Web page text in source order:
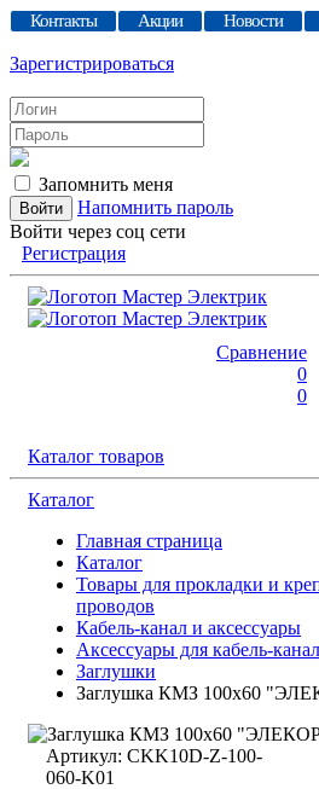
Контакты Акции Новости
Зарегистрироваться
Запомнить меня
Напомнить пароль
Войти через соц сети
Регистрация
Сравнение
0
0
Каталог товаров
Каталог
Главная страница
Каталог
Товары для прокладки и
проводов
Кабель-канал и аксессуары
Аксессуары для кабель-
Заглушки
Заглушка КМЗ 100х60
Артикул: CKK10D-Z-100-
060-K01